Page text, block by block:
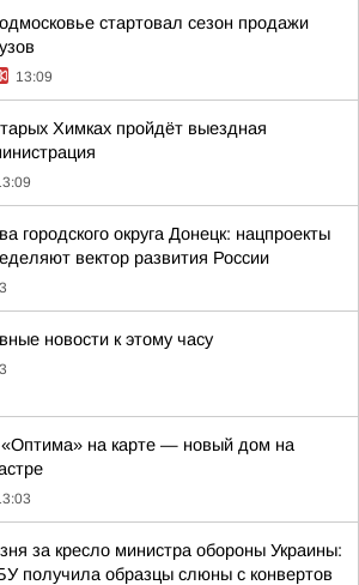
стартовал сезон продажи
13:09
Химках пройдёт выездная
городского округа Донецк: нацпроекты
вектор развития России
новости к этому часу
на карте — новый дом на
за кресло министра обороны Украины:
получила образцы слюны с конвертов